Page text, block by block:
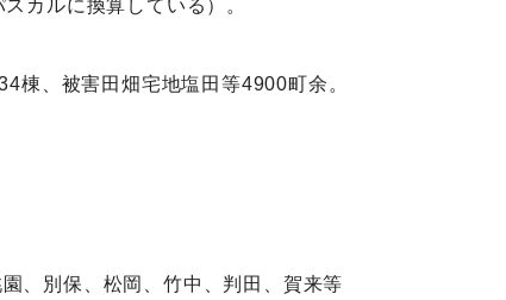
カルに換算している）。
、被害田畑宅地塩田等4900町余。
、別保、松岡、竹中、判田、賀来等